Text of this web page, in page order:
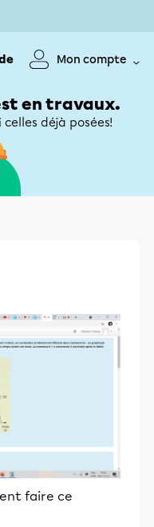
Mon compte
en travaux.
déjà posées!
faire ce